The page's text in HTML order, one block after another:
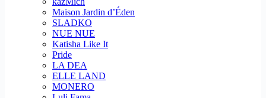
Maison Jardin d’Éden
SLADKO
NUE NUE
Katisha Like It
Pride
LA DEA
ELLE LAND
MONERO